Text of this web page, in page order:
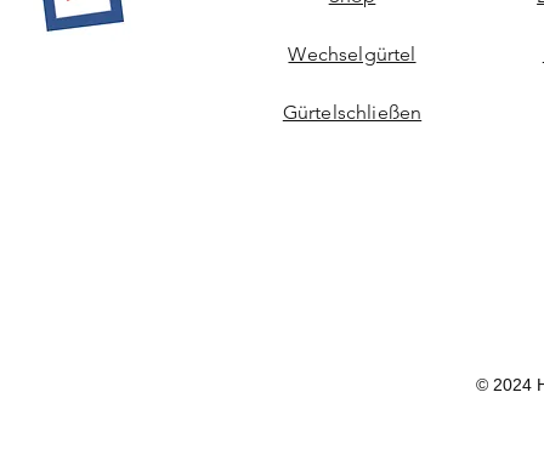
Wechselgürtel
Gürtelschließen
© 2024